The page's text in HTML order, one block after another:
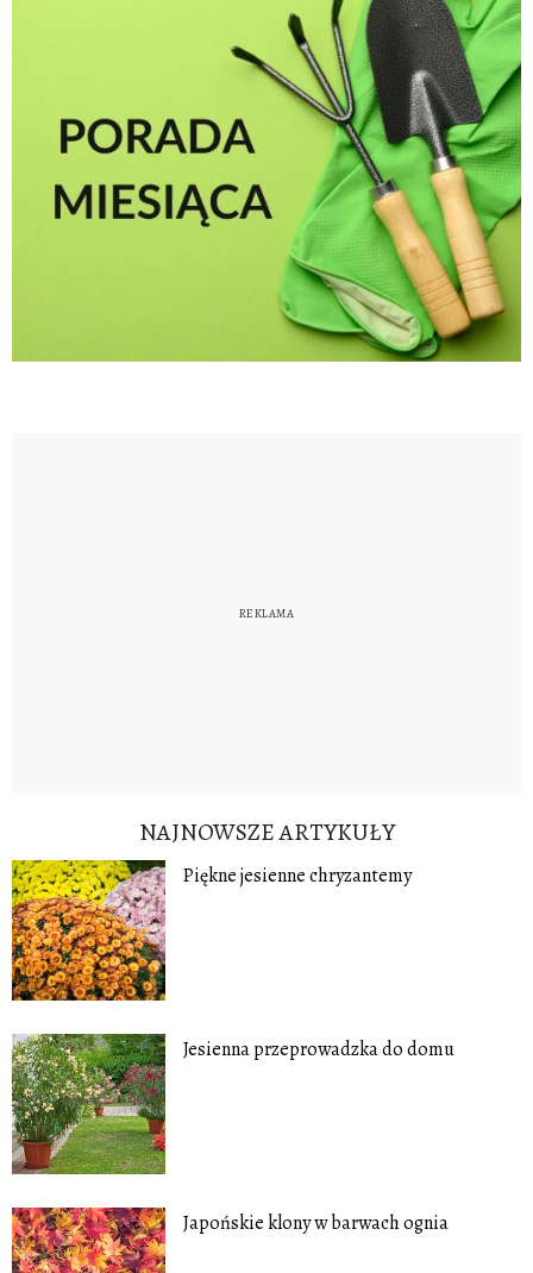
NAJNOWSZE ARTYKUŁY
Piękne jesienne chryzantemy
Jesienna przeprowadzka do domu
Japońskie klony w barwach ognia